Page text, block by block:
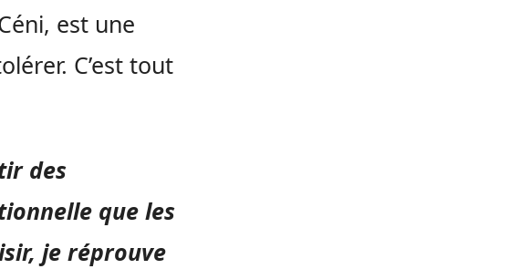
est une
C’est tout
des
que les
je réprouve